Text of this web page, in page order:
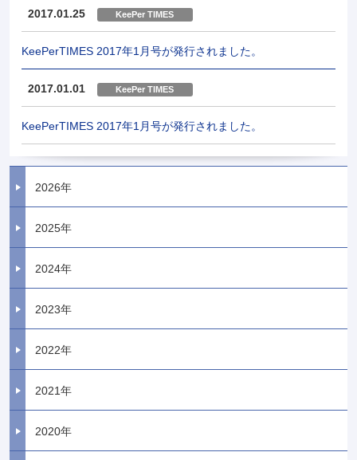
2017.01.25 KeePer TIMES
KeePerTIMES 2017年1月号が発行されました。
2017.01.01 KeePer TIMES
KeePerTIMES 2017年1月号が発行されました。
2026年
2025年
2024年
2023年
2022年
2021年
2020年